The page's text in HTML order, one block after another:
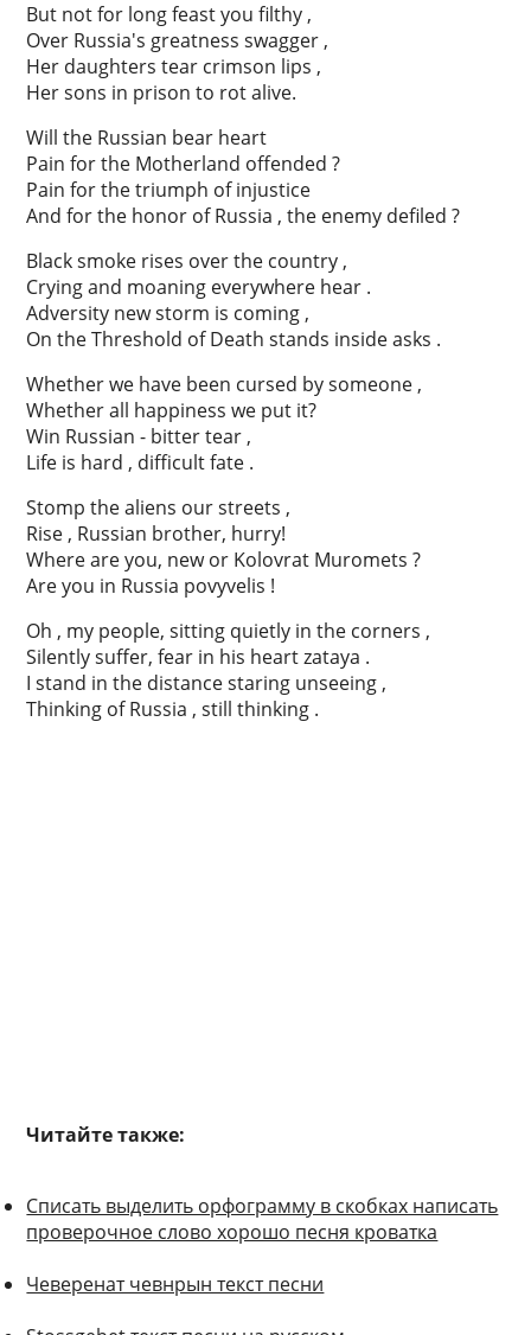
But not for long feast you filthy ,
Over Russia's greatness swagger ,
Her daughters tear crimson lips ,
Her sons in prison to rot alive.
Will the Russian bear heart
Pain for the Motherland offended ?
Pain for the triumph of injustice
And for the honor of Russia , the enemy defiled ?
Black smoke rises over the country ,
Crying and moaning everywhere hear .
Adversity new storm is coming ,
On the Threshold of Death stands inside asks .
Whether we have been cursed by someone ,
Whether all happiness we put it?
Win Russian - bitter tear ,
Life is hard , difficult fate .
Stomp the aliens our streets ,
Rise , Russian brother, hurry!
Where are you, new or Kolovrat Muromets ?
Are you in Russia povyvelis !
Oh , my people, sitting quietly in the corners ,
Silently suffer, fear in his heart zataya .
I stand in the distance staring unseeing ,
Thinking of Russia , still thinking .
Читайте также:
Списать выделить орфограмму в скобках написать
проверочное слово хорошо песня кроватка
Чеверенат чевнрын текст песни